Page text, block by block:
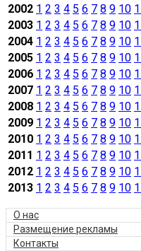
2002 1 2 3 4 5 6 7 8 9 10
2003 1 2 3 4 5 6 7 8 9 10
2004 1 2 3 4 5 6 7 8 9 10
2005 1 2 3 4 5 6 7 8 9 10
2006 1 2 3 4 5 6 7 8 9 10
2007 1 2 3 4 5 6 7 8 9 10
2008 1 2 3 4 5 6 7 8 9 10
2009 1 2 3 4 5 6 7 8 9 10
2010 1 2 3 4 5 6 7 8 9 10
2011 1 2 3 4 5 6 7 8 9 10
2012 1 2 3 4 5 6 7 8 9 10
2013 1 2 3 4 5 6 7 8 9 10
О нас
Размещение рекламы
Контакты